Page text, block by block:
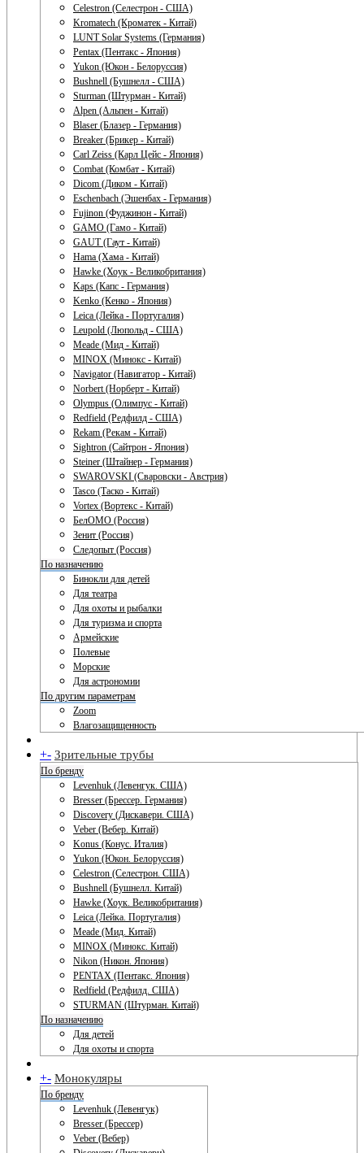
Celestron (Селестрон - США)
Kromatech (Кроматек - Китай)
LUNT Solar Systems (Германия)
Pentax (Пентакс - Япония)
Yukon (Юкон - Белоруссия)
Bushnell (Бушнелл - США)
Sturman (Штурман - Китай)
Alpen (Альпен - Китай)
Blaser (Блазер - Германия)
Breaker (Брикер - Китай)
Carl Zeiss (Карл Цейс - Япония)
Combat (Комбат - Китай)
Dicom (Диком - Китай)
Eschenbach (Эшенбах - Германия)
Fujinon (Фуджинон - Китай)
GAMO (Гамо - Китай)
GAUT (Гаут - Китай)
Hama (Хама - Китай)
Hawke (Хоук - Великобритания)
Kaps (Капс - Германия)
Kenko (Кенко - Япония)
Leica (Лейка - Португалия)
Leupold (Люпольд - США)
Meade (Мид - Китай)
MINOX (Минокс - Китай)
Navigator (Навигатор - Китай)
Norbert (Норберт - Китай)
Olympus (Олимпус - Китай)
Redfield (Редфилд - США)
Rekam (Рекам - Китай)
Sightron (Сайтрон - Япония)
Steiner (Штайнер - Германия)
SWAROVSKI (Сваровски - Австрия)
Tasco (Таско - Китай)
Vortex (Вортекс - Китай)
БелОМО (Россия)
Зенит (Россия)
Следопыт (Россия)
По назначению
Бинокли для детей
Для театра
Для охоты и рыбалки
Для туризма и спорта
Армейские
Полевые
Морские
Для астрономии
По другим параметрам
Zoom
Влагозащищенность
+- Зрительные трубы
По бренду
Levenhuk (Левенгук. США)
Bresser (Брессер. Германия)
Discovery (Дискавери. США)
Veber (Вебер. Китай)
Konus (Конус. Италия)
Yukon (Юкон. Белоруссия)
Celestron (Селестрон. США)
Bushnell (Бушнелл. Китай)
Hawke (Хоук. Великобритания)
Leica (Лейка. Португалия)
Meade (Мид. Китай)
MINOX (Минокс. Китай)
Nikon (Никон. Япония)
PENTAX (Пентакс. Япония)
Redfield (Редфилд. США)
STURMAN (Штурман. Китай)
По назначению
Для детей
Для охоты и спорта
+- Монокуляры
По бренду
Levenhuk (Левенгук)
Bresser (Брессер)
Veber (Вебер)